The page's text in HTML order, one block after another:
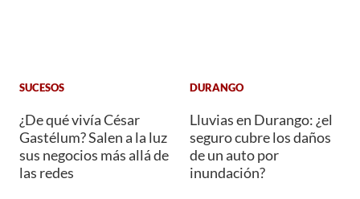
SUCESOS
¿De qué vivía César
Gastélum? Salen a la luz
sus negocios más allá de
las redes
DURANGO
Lluvias en Durango: ¿el
seguro cubre los daños
de un auto por
inundación?